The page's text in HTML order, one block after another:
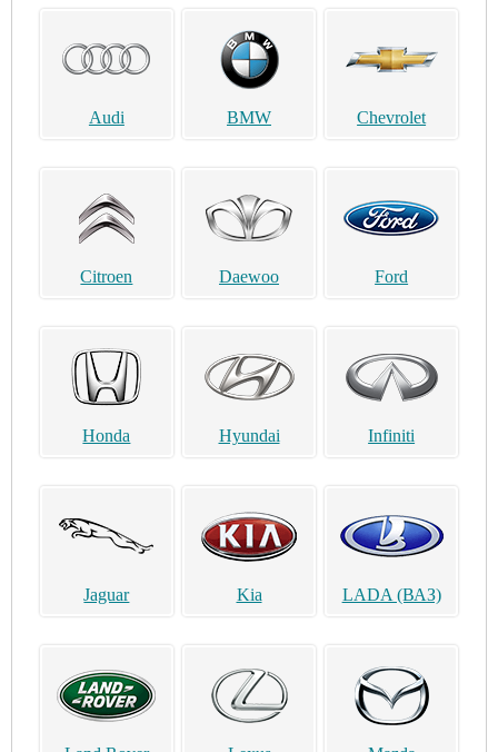
Audi BMW Chevrolet
Citroen Daewoo Ford
Honda Hyundai Infiniti
Jaguar Kia LADA (ВАЗ)